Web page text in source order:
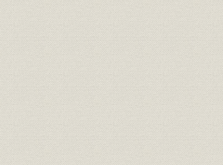
第4項 挙母工場の概要
第5項 「ジャスト・イン・タイム」の起源
第6項 「号口管理」を採用
第7項 車両品質の改良・改善
第8項 B型エンジン、GB型トラックの開発
第9項 メートル法の導入
第5節 戦時下の研究と生産
第1項 蓄電池研究所、豊田理化学研究所の設置